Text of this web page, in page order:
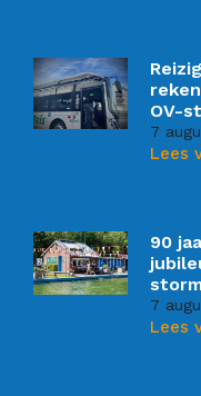
OV-
7
Lees
90
7
Lees